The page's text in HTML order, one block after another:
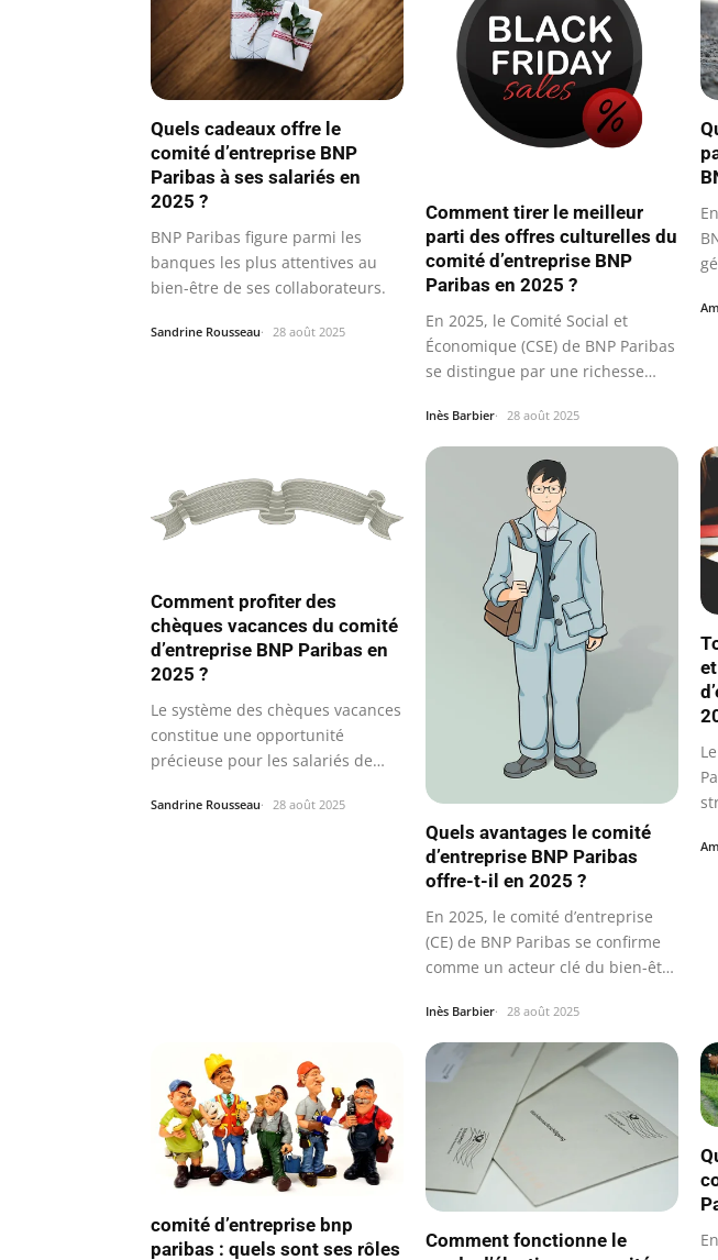
Quels cadeaux offre le
comité d’entreprise BNP
Paribas à ses salariés en
2025 ?
BNP Paribas figure parmi les
banques les plus attentives au
bien-être de ses collaborateurs.
Sandrine Rousseau 28 août 2025
Comment tirer le meilleur
parti des offres culturelles du
comité d’entreprise BNP
Paribas en 2025 ?
En 2025, le Comité Social et
Économique (CSE) de BNP Paribas
se distingue par une richesse
Inès Barbier 28 août 2025
Comment profiter des
chèques vacances du comité
d’entreprise BNP Paribas en
2025 ?
Le système des chèques vacances
constitue une opportunité
précieuse pour les salariés de
Sandrine Rousseau 28 août 2025
Quels avantages le comité
d’entreprise BNP Paribas
offre-t-il en 2025 ?
En 2025, le comité d’entreprise
(CE) de BNP Paribas se confirme
comme un acteur clé du bien-être
Inès Barbier 28 août 2025
comité d’entreprise bnp
paribas : quels sont ses rôles
Comment fonctionne le